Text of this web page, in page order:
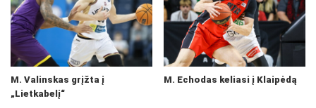
M. Valinskas grįžta į
„Lietkabelį“
M. Echodas keliasi į Klaipėdą